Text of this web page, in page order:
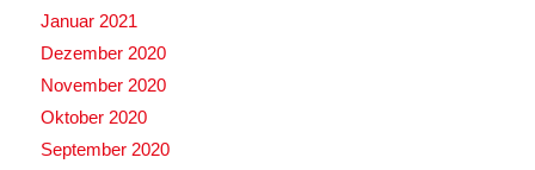
Januar 2021
Dezember 2020
November 2020
Oktober 2020
September 2020